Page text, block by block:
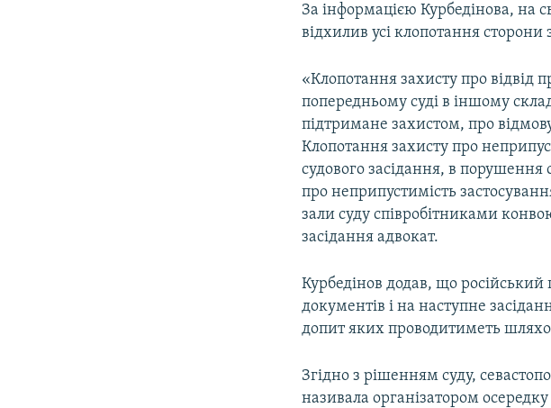
За інформацією Курбедінова, на
відхилив усі клопотання сторони
«Клопотання захисту про відвід
попередньому суді в іншому
підтримане захистом, про
Клопотання захисту про
судового засідання, в порушення
про неприпустимість
зали суду співробітниками
засідання адвокат.
Курбедінов додав, що
документів і на наступне
допит яких проводитиметь
Згідно з рішенням суду,
називала організатором